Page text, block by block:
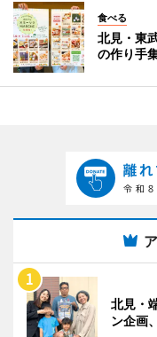
食べる
北見・東
の作り手
北見・
ン企画